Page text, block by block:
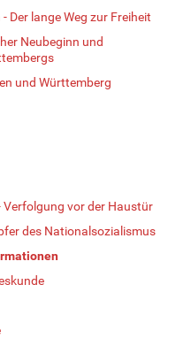
Der lange Weg zur Freiheit
Neubeginn und
und Württemberg
vor der Haustür
des Nationalsozialismus